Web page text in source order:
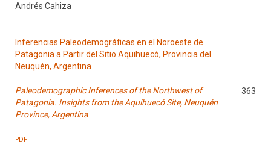
Andrés Cahiza
Inferencias Paleodemográficas en el Noroeste de
Patagonia a Partir del Sitio Aquihuecó, Provincia del
Neuquén, Argentina
Paleodemographic Inferences of the Northwest of
Patagonia. Insights from the Aquihuecó Site, Neuquén
Province, Argentina
363
PDF